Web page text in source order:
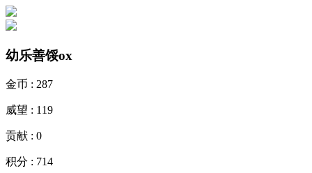
幼乐善馁ox
金币 : 287
威望 : 119
贡献 : 0
积分 : 714